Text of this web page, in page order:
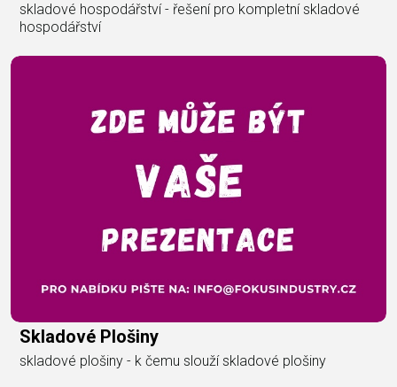
skladové hospodářství - řešení pro kompletní skladové
hospodářství
Skladové Plošiny
skladové plošiny - k čemu slouží skladové plošiny